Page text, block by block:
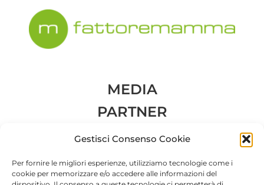
Gestisci Consenso Cookie
Per fornire le migliori esperienze, utilizziamo tecnologie come i
cookie per memorizzare e/o accedere alle informazioni del
MEDIA
PARTNER